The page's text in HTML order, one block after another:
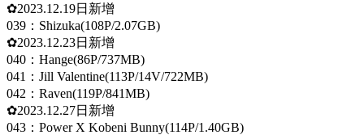
✿2023.12.19日新增
039：Shizuka(108P/2.07GB)
✿2023.12.23日新增
040：Hange(86P/737MB)
041：Jill Valentine(113P/14V/722MB)
042：Raven(119P/841MB)
✿2023.12.27日新增
043：Power X Kobeni Bunny(114P/1.40GB)